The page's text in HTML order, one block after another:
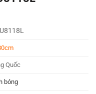
Quốc
bóng